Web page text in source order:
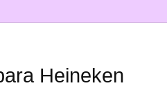
Heineken